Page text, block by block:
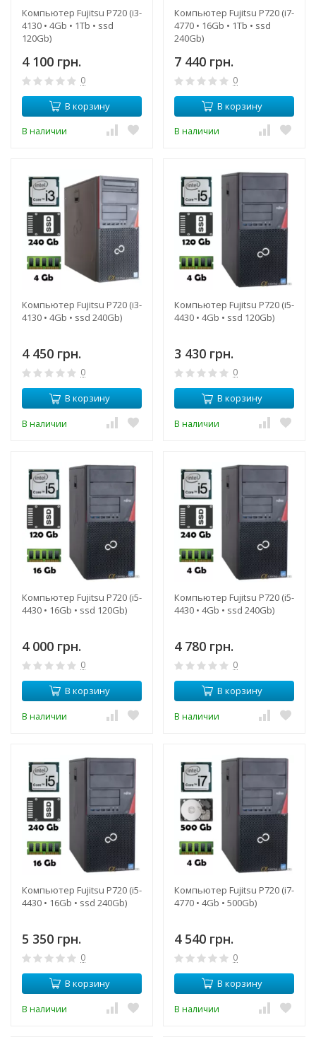
Компьютер Fujitsu P720 (i3-
4130 • 4Gb • 1Tb • ssd
120Gb)
4 100 грн.
0
В корзину
В наличии
Компьютер Fujitsu P720 (i7-
4770 • 16Gb • 1Tb • ssd
240Gb)
7 440 грн.
0
В корзину
В наличии
Компьютер Fujitsu P720 (i3-
4130 • 4Gb • ssd 240Gb)
4 450 грн.
0
В корзину
В наличии
Компьютер Fujitsu P720 (i5-
4430 • 4Gb • ssd 120Gb)
3 430 грн.
0
В корзину
В наличии
Компьютер Fujitsu P720 (i5-
4430 • 16Gb • ssd 120Gb)
4 000 грн.
0
В корзину
В наличии
Компьютер Fujitsu P720 (i5-
4430 • 4Gb • ssd 240Gb)
4 780 грн.
0
В корзину
В наличии
Компьютер Fujitsu P720 (i5-
4430 • 16Gb • ssd 240Gb)
5 350 грн.
0
В корзину
В наличии
Компьютер Fujitsu P720 (i7-
4770 • 4Gb • 500Gb)
4 540 грн.
0
В корзину
В наличии